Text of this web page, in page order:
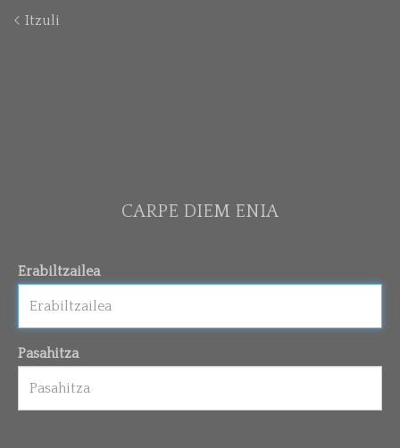
Itzuli
CARPE DIEM ENIA
Erabiltzailea
Pasahitza